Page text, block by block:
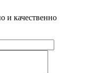
и качественно